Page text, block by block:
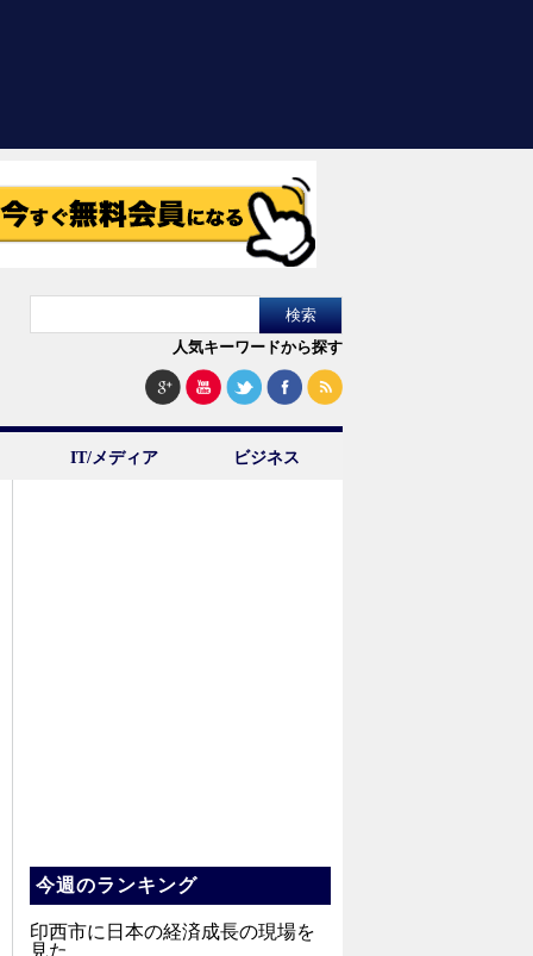
人気キーワードから探す
IT/メディア ビジネス
今週のランキング
印西市に日本の経済成長の現場を
見た